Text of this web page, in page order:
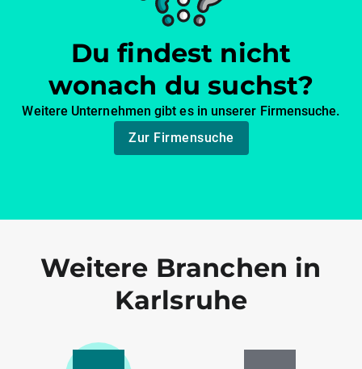
Du findest nicht
wonach du suchst?
Weitere Unternehmen gibt es in unserer Firmensuche.
Zur Firmensuche
Weitere Branchen in
Karlsruhe